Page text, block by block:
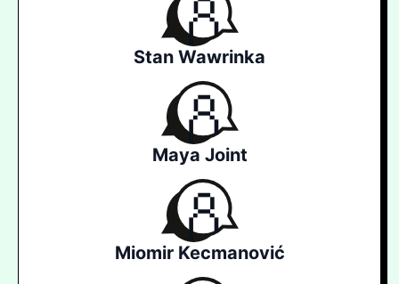
Stan Wawrinka
Maya Joint
Miomir Kecmanović